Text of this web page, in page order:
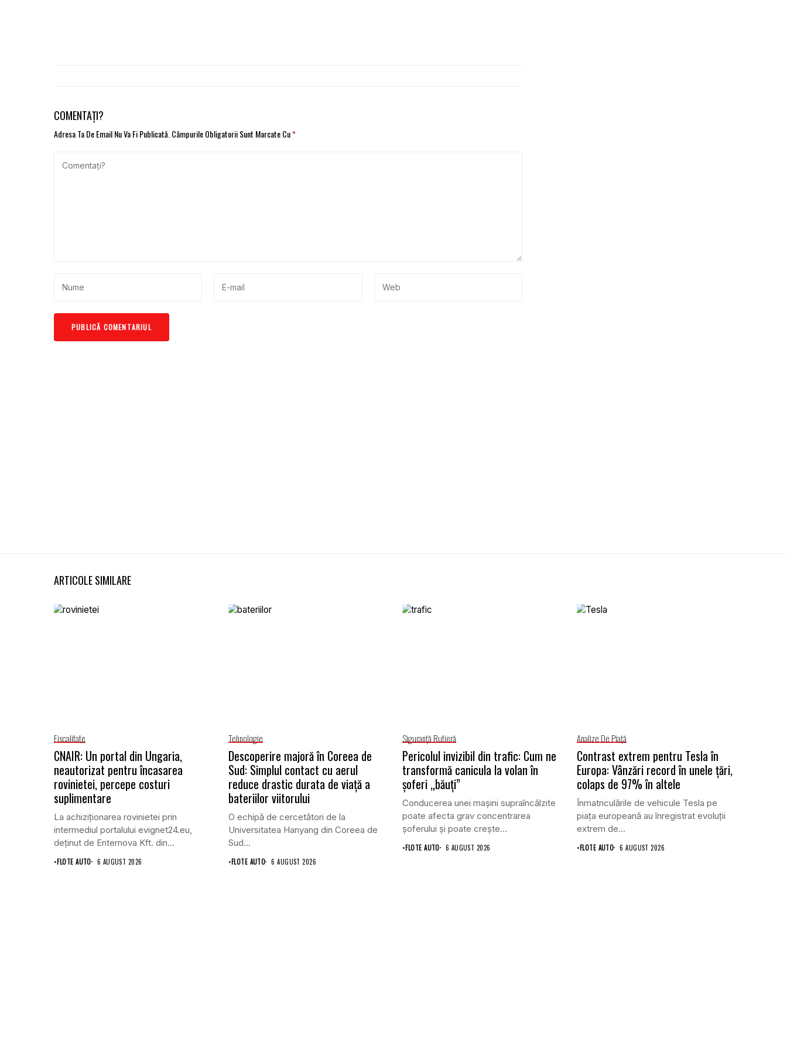
COMENTAȚI?
Adresa Ta De Email Nu Va Fi Publicată. Câmpurile Obligatorii Sunt Marcate Cu*
ARTICOLE SIMILARE
Fiscalitate
CNAIR: Un portal din Ungaria,
neautorizat pentru încasarea
rovinietei, percepe costuri
suplimentare
La achiziționarea rovinietei prin
intermediul portalului evignet24.eu,
deținut de Enternova Kft. din...
•FLOTE AUTO 6 AUGUST 2026
Tehnologie
Descoperire majoră în Coreea de
Sud: Simplul contact cu aerul
reduce drastic durata de viață a
bateriilor viitorului
O echipă de cercetători de la
Universitatea Hanyang din Coreea de
Sud...
•FLOTE AUTO 6 AUGUST 2026
Siguranţă Rutieră
Pericolul invizibil din trafic: Cum ne
transformă canicula la volan în
șoferi „băuți”
Conducerea unei mașini supraîncălzite
poate afecta grav concentrarea
șoferului și poate crește...
•FLOTE AUTO 6 AUGUST 2026
Analize De Piață
Contrast extrem pentru Tesla în
Europa: Vânzări record în unele țări,
colaps de 97% în altele
Înmatriculările de vehicule Tesla pe
piața europeană au înregistrat evoluții
extrem de...
•FLOTE AUTO 6 AUGUST 2026